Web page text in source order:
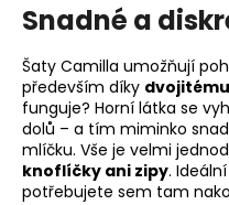
Snadné a
Šaty Camilla umožňují
především díky
funguje? Horní látka se
dolů – a tím miminko
mlíčku. Vše je velmi
knoflíčky ani zipy.
potřebujete sem tam